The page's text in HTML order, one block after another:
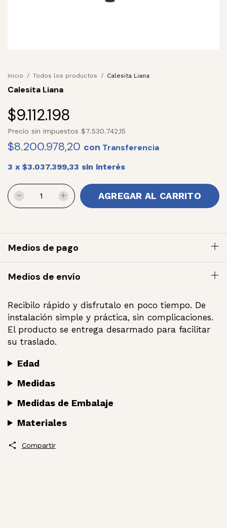
Inicio / Todos los productos / Calesita Liana
Calesita Liana
$9.112.198
Precio sin impuestos $7.530.742,15
$8.200.978,20 con
3 x $3.037.399,33 sin interés
Medios de pago
Medios de envío
Recibilo rápido y disfrutalo en poco tiempo. De
instalación simple y práctica, sin complicaciones.
El producto se entrega desarmado para facilitar
su traslado.
Edad
Medidas
Medidas de Embalaje
Materiales
Compartir